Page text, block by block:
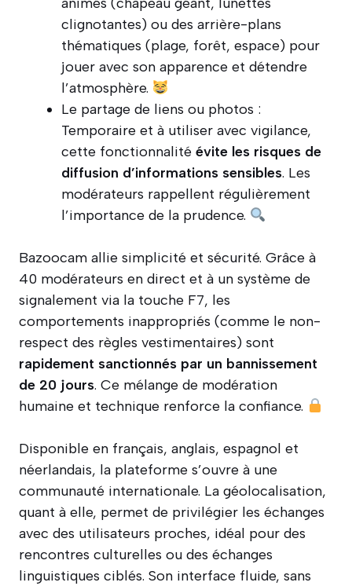
clignotantes) ou des arrière-plans
thématiques (plage, forêt, espace) pour
jouer avec son apparence et détendre
l’atmosphère.
Le partage de liens ou photos :
Temporaire et à utiliser avec vigilance,
cette fonctionnalité évite les risques de
diffusion d’informations sensibles. Les
modérateurs rappellent régulièrement
l’importance de la prudence.
Bazoocam allie simplicité et sécurité. Grâce à
40 modérateurs en direct et à un système de
signalement via la touche F7, les
comportements inappropriés (comme le non-
respect des règles vestimentaires) sont
rapidement sanctionnés par un bannissement
de 20 jours. Ce mélange de modération
humaine et technique renforce la confiance.
Disponible en français, anglais, espagnol et
néerlandais, la plateforme s’ouvre à une
communauté internationale. La géolocalisation,
quant à elle, permet de privilégier les échanges
avec des utilisateurs proches, idéal pour des
rencontres culturelles ou des échanges
linguistiques ciblés. Son interface fluide, sans